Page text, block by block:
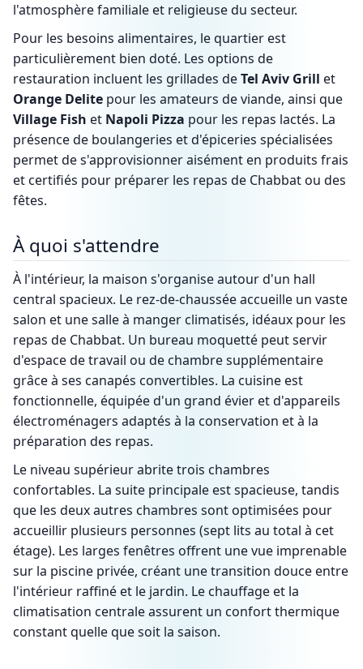
l'atmosphère familiale et religieuse du secteur.
Pour les besoins alimentaires, le quartier est
particulièrement bien doté. Les options de
restauration incluent les grillades deTel Aviv Grill et
Orange Delite pour les amateurs de viande, ainsi que
Village Fish et Napoli Pizza pour les repas lactés. La
présence de boulangeries et d'épiceries spécialisées
permet de s'approvisionner aisément en produits frais
et certifiés pour préparer les repas de Chabbat ou des
fêtes.
À quoi s'attendre
À l'intérieur, la maison s'organise autour d'un hall
central spacieux. Le rez-de-chaussée accueille un vaste
salon et une salle à manger climatisés, idéaux pour les
repas de Chabbat. Un bureau moquetté peut servir
d'espace de travail ou de chambre supplémentaire
grâce à ses canapés convertibles. La cuisine est
fonctionnelle, équipée d'un grand évier et d'appareils
électroménagers adaptés à la conservation et à la
préparation des repas.
Le niveau supérieur abrite trois chambres
confortables. La suite principale est spacieuse, tandis
que les deux autres chambres sont optimisées pour
accueillir plusieurs personnes (sept lits au total à cet
étage). Les larges fenêtres offrent une vue imprenable
sur la piscine privée, créant une transition douce entre
l'intérieur raffiné et le jardin. Le chauffage et la
climatisation centrale assurent un confort thermique
constant quelle que soit la saison.